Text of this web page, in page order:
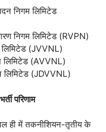
निगम लिमिटेड
निगम लिमिटेड (RVPN)
लिमिटेड (JVVNL)
लिमिटेड (AVVNL)
लिमिटेड (JDVVNL)
परिणाम
ही में तकनीशियन-तृतीय के